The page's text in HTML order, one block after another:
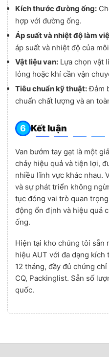
Kích thước đường ống:
hợp với đường ống.
Áp suất và nhiệt độ làm
áp suất và nhiệt độ của
Vật liệu van: Lựa chọn vật
lỏng hoặc khí cần vận
Tiêu chuẩn kỹ thuật:Đảm
chuẩn chất lượng và an
Kết luận
Van bướm tay gạt là một
chảy hiệu quả và tiện lợi,
nhiều lĩnh vực khác nhau.
và sự phát triển không
tục đóng vai trò quan
động ổn định và hiệu quả
ống.
Hiện tại kho chúng tôi sẵn
hiệu AUT với đa dạng kích
12 tháng, đầy đủ chứng
CQ, Packinglist. Sẵn số
quốc.